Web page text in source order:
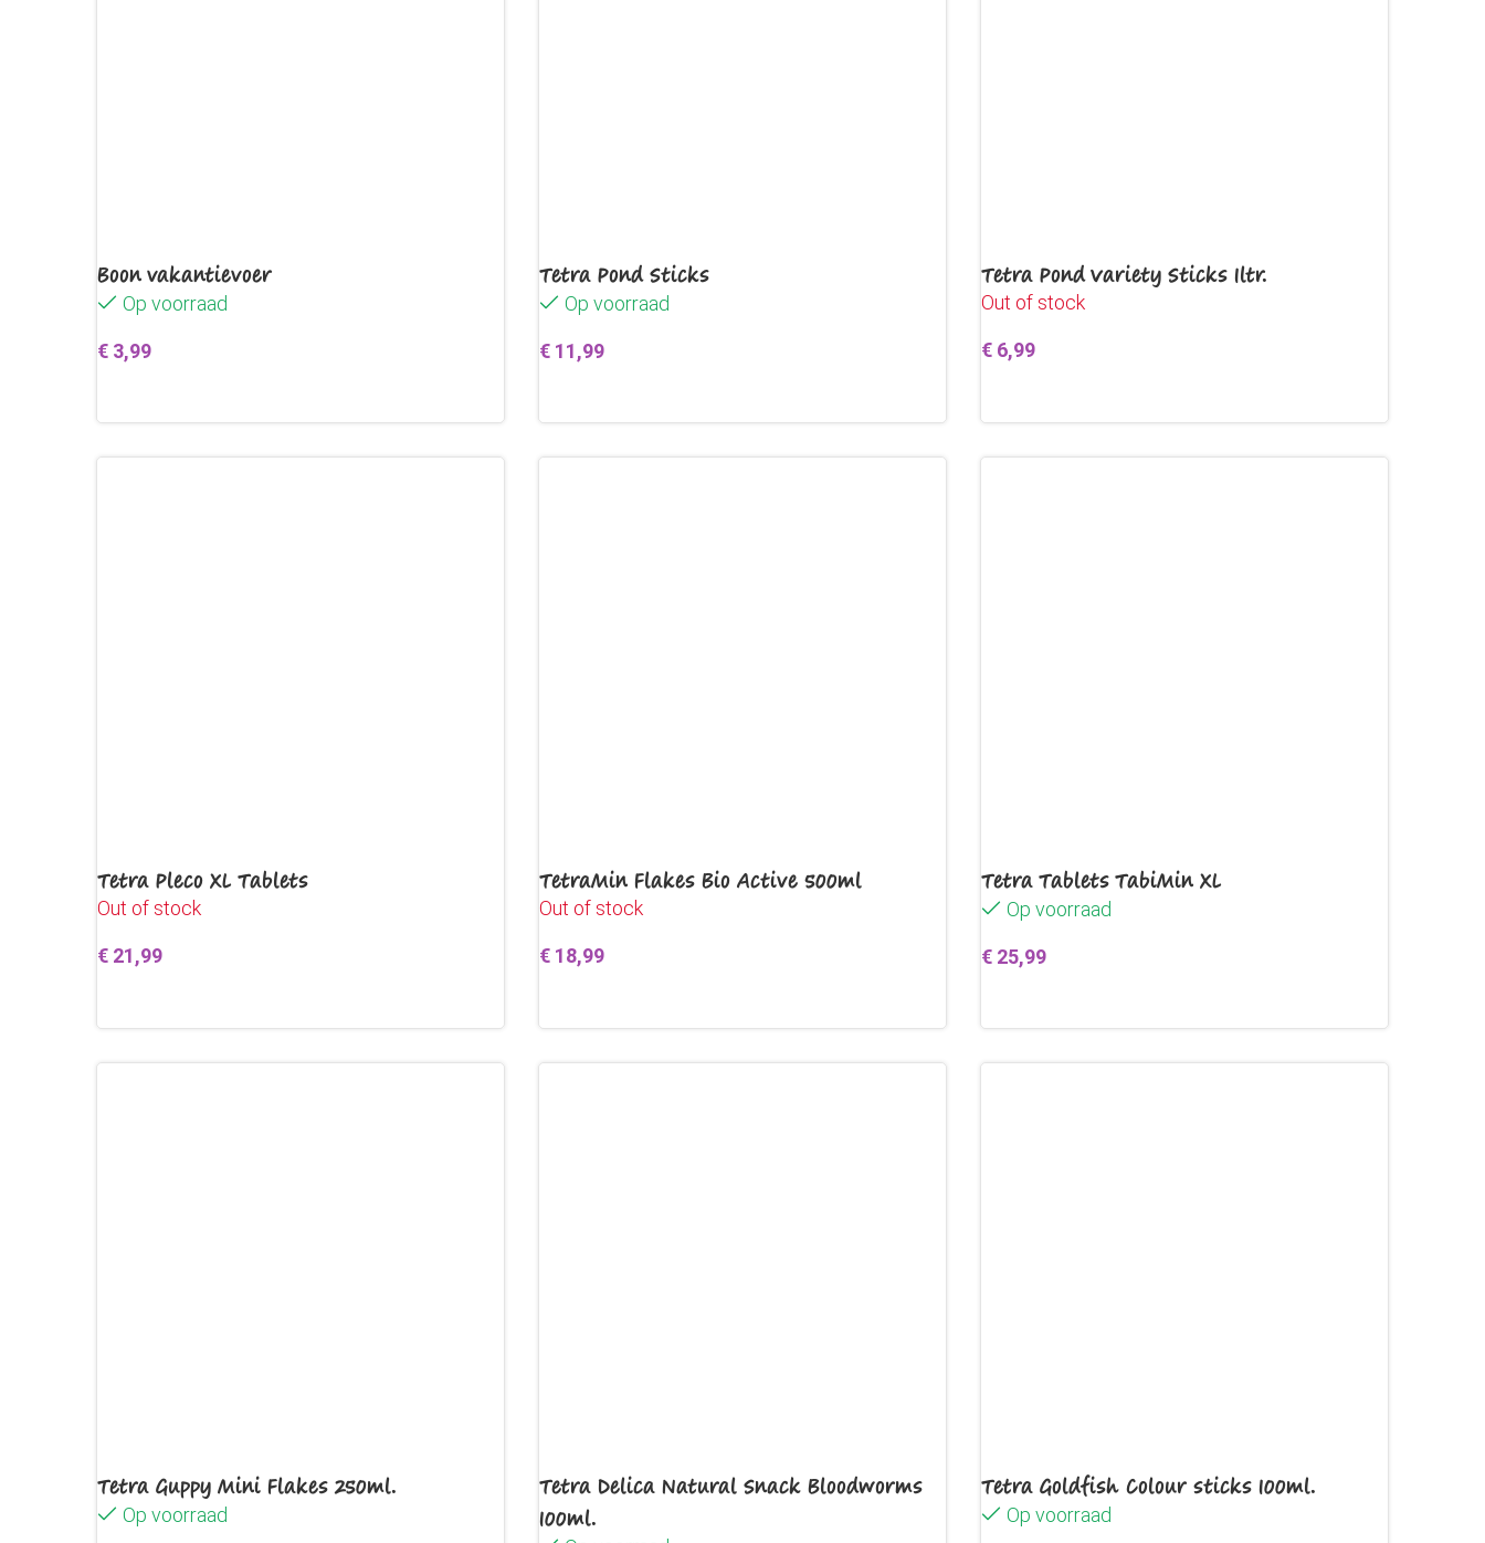
Boon vakantievoer
Op voorraad
€ 3,99
Tetra Pond Sticks
Op voorraad
€ 11,99
Tetra Pond Variety Sticks 1ltr.
Out of stock
€ 6,99
Tetra Pleco XL Tablets
Out of stock
€ 21,99
TetraMin Flakes Bio Active 500ml
Out of stock
€ 18,99
Tetra Tablets TabiMin XL
Op voorraad
€ 25,99
Tetra Guppy Mini Flakes 250ml.
Op voorraad
Tetra Delica Natural Snack Bloodworms
100ml.
Tetra Goldfish Colour sticks 100ml.
Op voorraad